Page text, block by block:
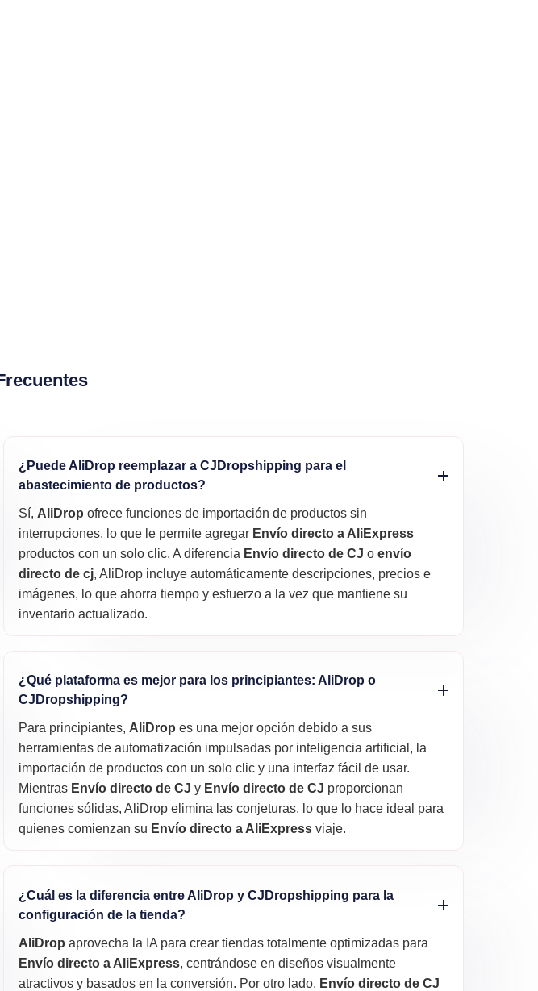
¿Puede AliDrop reemplazar a CJDropshipping para el
abastecimiento de productos?
Sí, AliDrop ofrece funciones de importación de productos sin
interrupciones, lo que le permite agregar Envío directo a AliExpress
productos con un solo clic. A diferencia Envío directo de CJ oenvío
directo de cj, AliDrop incluye automáticamente descripciones, precios e
imágenes, lo que ahorra tiempo y esfuerzo a la vez que mantiene su
inventario actualizado.
¿Qué plataforma es mejor para los principiantes: AliDrop o
CJDropshipping?
Para principiantes, AliDrop es una mejor opción debido a sus
herramientas de automatización impulsadas por inteligencia artificial, la
importación de productos con un solo clic y una interfaz fácil de usar.
Mientras Envío directo de CJ y Envío directo de CJ proporcionan
funciones sólidas, AliDrop elimina las conjeturas, lo que lo hace ideal para
quienes comienzan su Envío directo a AliExpress viaje.
¿Cuál es la diferencia entre AliDrop y CJDropshipping para la
configuración de la tienda?
AliDrop aprovecha la IA para crear tiendas totalmente optimizadas para
Envío directo a AliExpress, centrándose en diseños visualmente
atractivos y basados en la conversión. Por otro lado, Envío directo de CJ